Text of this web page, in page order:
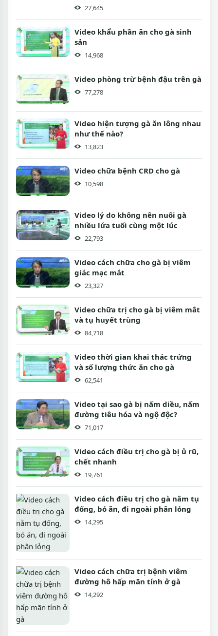
27,645
Video khẩu phần ăn cho gà sinh
sản
14,968
Video phòng trừ bệnh đậu trên gà
77,278
Video hiện tượng gà ăn lông nhau
như thế nào?
13,823
Video chữa bệnh CRD cho gà
10,598
Video lý do không nên nuôi gà
nhiều lứa tuổi cùng một lúc
22,793
Video cách chữa cho gà bị viêm
giác mạc mắt
23,327
Video chữa trị cho gà bị viêm mắt
và tụ huyết trùng
84,718
Video thời gian khai thác trứng
và số lượng thức ăn cho gà
62,541
Video tại sao gà bị nấm diều, nấm
đường tiêu hóa và ngộ độc?
71,017
Video cách điều trị cho gà bị ủ rũ,
chết nhanh
19,761
Video cách điều trị cho gà nằm tụ
đống, bỏ ăn, đi ngoài phân lỏng
14,295
Video cách chữa trị bệnh viêm
đường hô hấp mãn tính ở gà
14,292